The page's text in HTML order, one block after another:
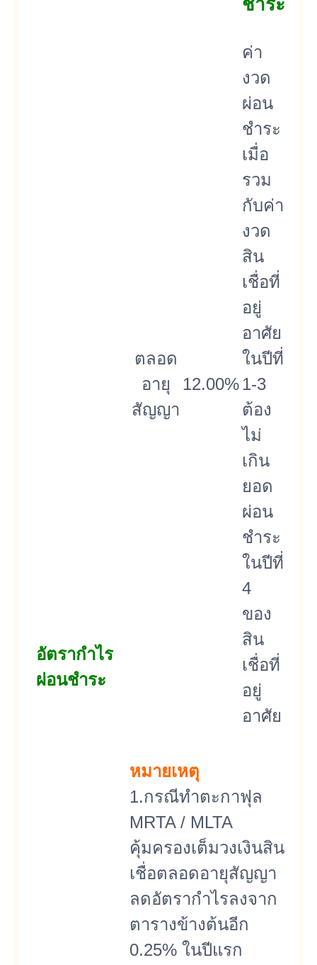
อัตรากำไร
ผ่อนชำระ
ชำระ
ตลอด
อายุ
สัญญา
12.00%
ค่า
งวด
ผ่อน
ชำระ
เมื่อ
รวม
กับค่า
งวด
สิน
เชื่อที่
อยู่
อาศัย
ในปีที่
1-3
ต้อง
ไม่
เกิน
ยอด
ผ่อน
ชำระ
ในปีที่
4
ของ
สิน
เชื่อที่
อยู่
อาศัย
หมายเหตุ
1.กรณีทำตะกาฟุล
MRTA / MLTA
คุ้มครองเต็มวงเงินสิน
เชื่อตลอดอายุสัญญา
ลดอัตรากำไรลงจาก
ตารางข้างต้นอีก
0.25% ในปีแรก